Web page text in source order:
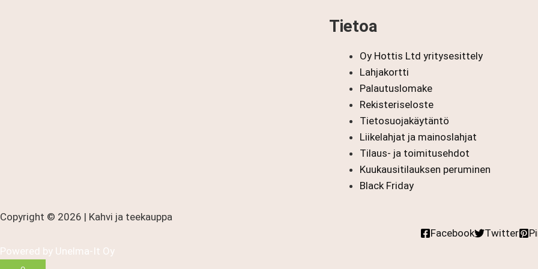
Tietoa
Oy Hottis Ltd yritysesittely
Lahjakortti
Palautuslomake
Rekisteriseloste
Tietosuojakäytäntö
Liikelahjat ja mainoslahjat
Tilaus- ja toimitusehdot
Kuukausitilauksen peruminen
Black Friday
Copyright © 2026 | Kahvi ja teekauppa
Powered by Unelma-It Oy
Facebook Twitter